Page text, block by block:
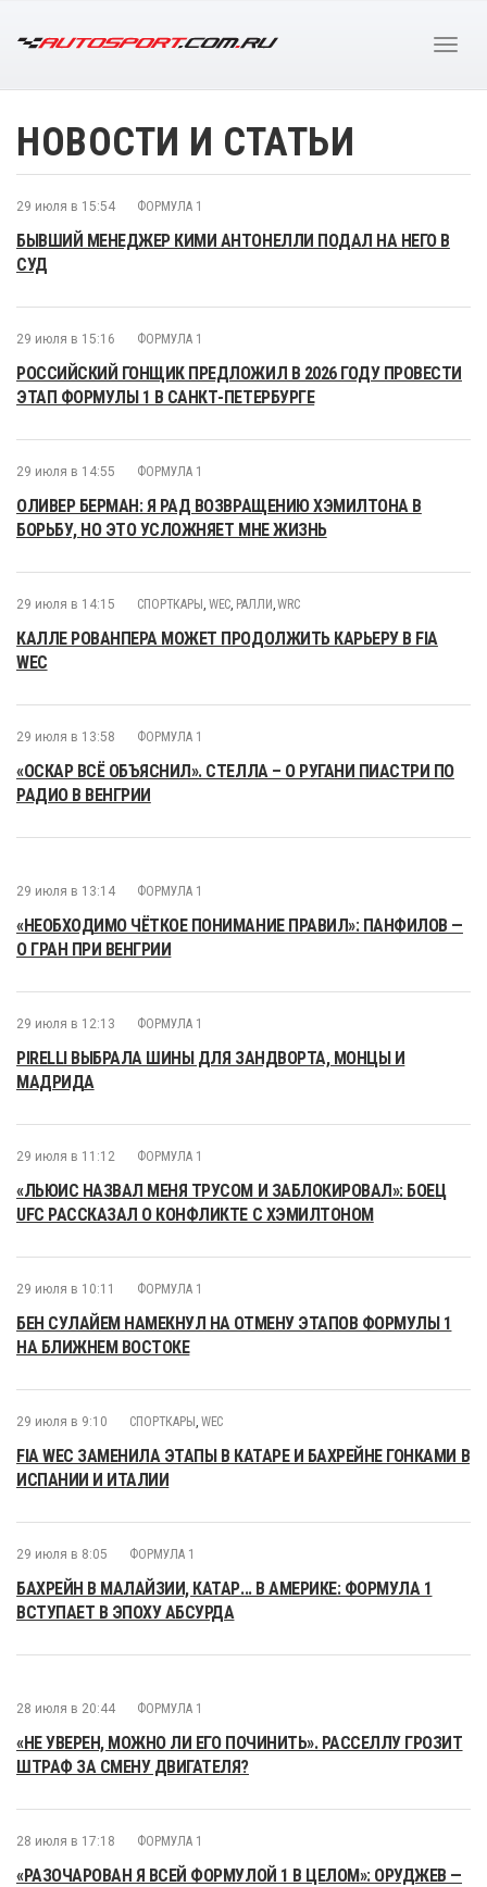
НОВОСТИ И СТАТЬИ
29 июля в 15:54 ФОРМУЛА 1
БЫВШИЙ МЕНЕДЖЕР КИМИ АНТОНЕЛЛИ ПОДАЛ НА НЕГО В
СУД
29 июля в 15:16 ФОРМУЛА 1
РОССИЙСКИЙ ГОНЩИК ПРЕДЛОЖИЛ В 2026 ГОДУ ПРОВЕСТИ
ЭТАП ФОРМУЛЫ 1 В САНКТ-ПЕТЕРБУРГЕ
29 июля в 14:55 ФОРМУЛА 1
ОЛИВЕР БЕРМАН: Я РАД ВОЗВРАЩЕНИЮ ХЭМИЛТОНА В
БОРЬБУ, НО ЭТО УСЛОЖНЯЕТ МНЕ ЖИЗНЬ
29 июля в 14:15 СПОРТКАРЫ , WEC, РАЛЛИ ,WRC
КАЛЛЕ РОВАНПЕРА МОЖЕТ ПРОДОЛЖИТЬ КАРЬЕРУ В FIA
WEC
29 июля в 13:58 ФОРМУЛА 1
«ОСКАР ВСЁ ОБЪЯСНИЛ». СТЕЛЛА – О РУГАНИ ПИАСТРИ ПО
РАДИО В ВЕНГРИИ
29 июля в 13:14 ФОРМУЛА 1
«НЕОБХОДИМО ЧЁТКОЕ ПОНИМАНИЕ ПРАВИЛ»: ПАНФИЛОВ —
О ГРАН ПРИ ВЕНГРИИ
29 июля в 12:13 ФОРМУЛА 1
PIRELLI ВЫБРАЛА ШИНЫ ДЛЯ ЗАНДВОРТА, МОНЦЫ И
МАДРИДА
29 июля в 11:12 ФОРМУЛА 1
«ЛЬЮИС НАЗВАЛ МЕНЯ ТРУСОМ И ЗАБЛОКИРОВАЛ»: БОЕЦ
UFC РАССКАЗАЛ О КОНФЛИКТЕ С ХЭМИЛТОНОМ
29 июля в 10:11 ФОРМУЛА 1
БЕН СУЛАЙЕМ НАМЕКНУЛ НА ОТМЕНУ ЭТАПОВ ФОРМУЛЫ 1
НА БЛИЖНЕМ ВОСТОКЕ
29 июля в 9:10 СПОРТКАРЫ , WEC
FIA WEC ЗАМЕНИЛА ЭТАПЫ В КАТАРЕ И БАХРЕЙНЕ ГОНКАМИ В
ИСПАНИИ И ИТАЛИИ
29 июля в 8:05 ФОРМУЛА 1
БАХРЕЙН В МАЛАЙЗИИ, КАТАР... В АМЕРИКЕ: ФОРМУЛА 1
ВСТУПАЕТ В ЭПОХУ АБСУРДА
28 июля в 20:44 ФОРМУЛА 1
«НЕ УВЕРЕН, МОЖНО ЛИ ЕГО ПОЧИНИТЬ». РАССЕЛЛУ ГРОЗИТ
ШТРАФ ЗА СМЕНУ ДВИГАТЕЛЯ?
28 июля в 17:18 ФОРМУЛА 1
«РАЗОЧАРОВАН Я ВСЕЙ ФОРМУЛОЙ 1 В ЦЕЛОМ»: ОРУДЖЕВ —